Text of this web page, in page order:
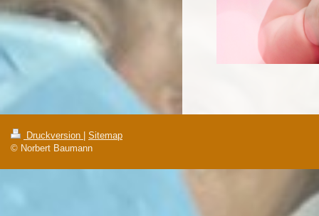
Druckversion | Sitemap
© Norbert Baumann